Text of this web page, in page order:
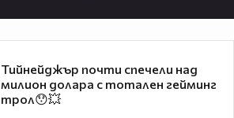
Тийнейджър почти спечели над
милион долара с тотален гейминг
трол😯💥